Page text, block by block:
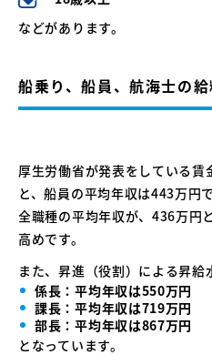
などがあります。
船乗り、船員、航海士の
厚生労働省が発表をしている賃
と、船員の平均年収は443万円で
全職種の平均年収が、436万円
高めです。
また、昇進（役割）による昇給
係長：平均年収は550万円
課長：平均年収は719万円
部長：平均年収は867万円
となっています。